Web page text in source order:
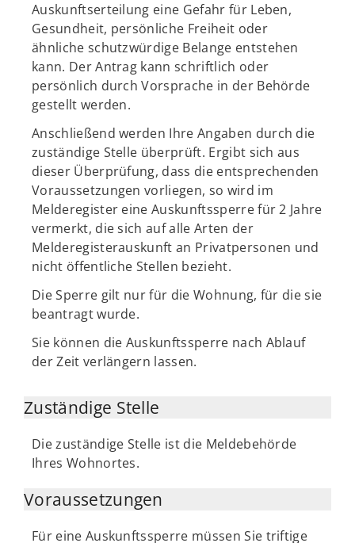
Auskunftserteilung eine Gefahr für Leben,
Gesundheit, persönliche Freiheit oder
ähnliche schutzwürdige Belange entstehen
kann. Der Antrag kann schriftlich oder
persönlich durch Vorsprache in der Behörde
gestellt werden.
Anschließend werden Ihre Angaben durch die
zuständige Stelle überprüft. Ergibt sich aus
dieser Überprüfung, dass die entsprechenden
Voraussetzungen vorliegen, so wird im
Melderegister eine Auskunftssperre für 2 Jahre
vermerkt, die sich auf alle Arten der
Melderegisterauskunft an Privatpersonen und
nicht öffentliche Stellen bezieht.
Die Sperre gilt nur für die Wohnung, für die sie
beantragt wurde.
Sie können die Auskunftssperre nach Ablauf
der Zeit verlängern lassen.
Zuständige Stelle
Die zuständige Stelle ist die Meldebehörde
Ihres Wohnortes.
Voraussetzungen
Für eine Auskunftssperre müssen Sie triftige